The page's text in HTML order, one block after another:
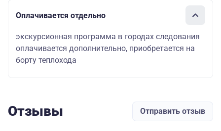
Оплачивается отдельно
экскурсионная программа в городах следования
оплачивается дополнительно, приобретается на
борту теплохода
Отзывы Отправить отзыв